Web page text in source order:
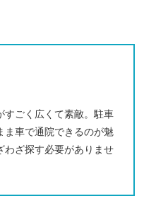
すごく広くて素敵。駐車
ま車で通院できるのが魅
わざ探す必要がありませ